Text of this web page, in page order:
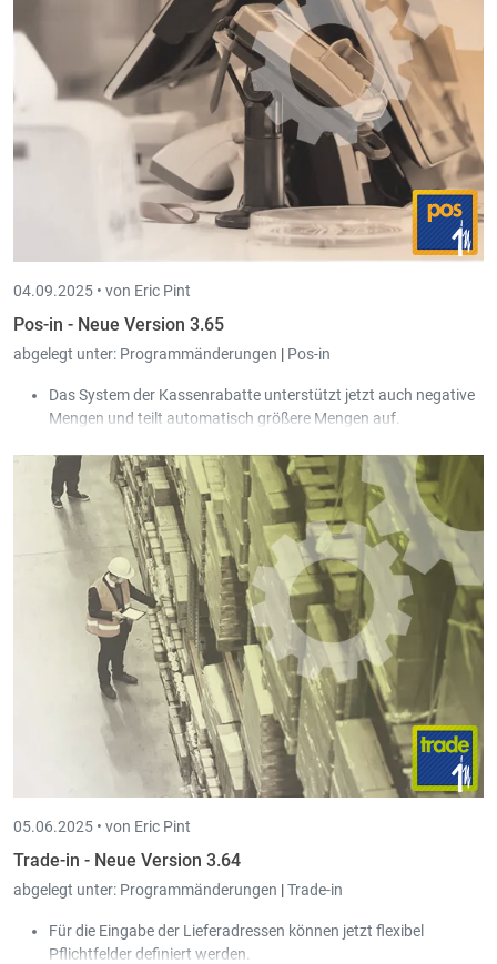
gefiltert, sodass nur noch gültige Code auswählbar sind.
04.09.2025 • von Eric Pint
Pos-in - Neue Version 3.65
abgelegt unter: Programmänderungen | Pos-in
Das System der Kassenrabatte unterstützt jetzt auch negative
Mengen und teilt automatisch größere Mengen auf.
unterstützt.
Das Modul fürPayconiqZahlungen wurde erweitert um
zukünftig auch mitWerokompatibel zu sein. Dieses Update
muss spätestens bis zum 21/09/2025 installiert sein, damit
Payconiq weiter funktioniert.
05.06.2025 • von Eric Pint
Trade-in - Neue Version 3.64
abgelegt unter: Programmänderungen |Trade-in
Für die Eingabe der Lieferadressen können jetzt flexibel
Pflichtfelder definiert werden.